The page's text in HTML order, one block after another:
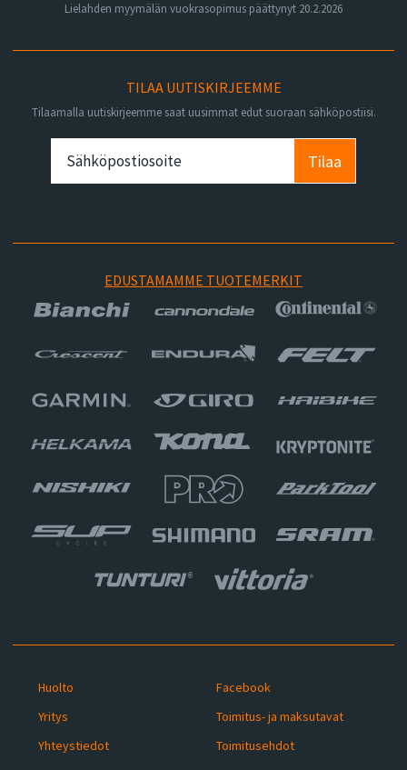
Lielahden myymälän vuokrasopimus päättynyt 20.2.2026
TILAA UUTISKIRJEEMME
Tilaamalla uutiskirjeemme saat uusimmat edut suoraan sähköpostiisi.
Tilaa
EDUSTAMAMME TUOTEMERKIT
Huolto
Yritys
Yhteystiedot
Facebook
Toimitus- ja maksutavat
Toimitusehdot